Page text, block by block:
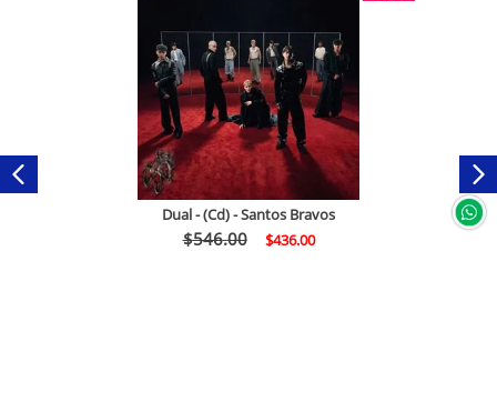
Dual - (Cd) - Santos Bravos
$546.00 $436.00